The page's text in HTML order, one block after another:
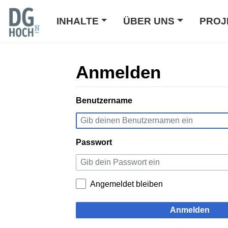
INHALTE ÜBER UNS
Anmelden
Wechseln zu:Navigation
Benutzername
Passwort
Angemeldet bleiben
Anmelden